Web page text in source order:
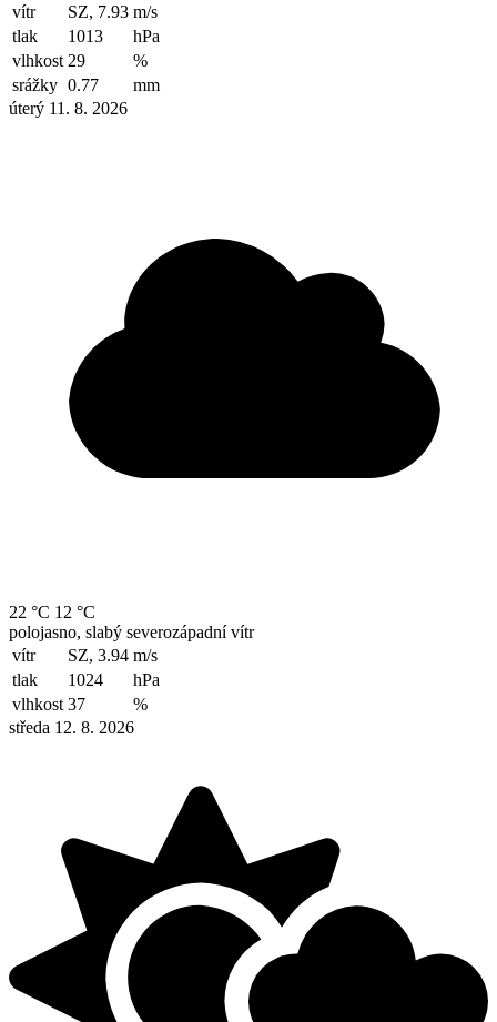
vítr SZ, 7.93 m/s
tlak
1013
hPa
vlhkost 29
%
srážky 0.77
mm
úterý 11. 8. 2026
22 °C 12 °C
polojasno, slabý severozápadní vítr
vítr
SZ, 3.94 m/s
tlak
1024
hPa
vlhkost 37
%
středa 12. 8. 2026